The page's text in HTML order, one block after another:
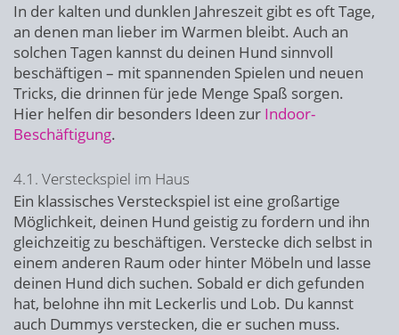
In der kalten und dunklen Jahreszeit gibt es oft Tage,
an denen man lieber im Warmen bleibt. Auch an
solchen Tagen kannst du deinen Hund sinnvoll
beschäftigen – mit spannenden Spielen und neuen
Tricks, die drinnen für jede Menge Spaß sorgen.
Hier helfen dir besonders Ideen zur Indoor-
Beschäftigung.
4.1. Versteckspiel im Haus
Ein klassisches Versteckspiel ist eine großartige
Möglichkeit, deinen Hund geistig zu fordern und ihn
gleichzeitig zu beschäftigen. Verstecke dich selbst in
einem anderen Raum oder hinter Möbeln und lasse
deinen Hund dich suchen. Sobald er dich gefunden
hat, belohne ihn mit Leckerlis und Lob. Du kannst
auch Dummys verstecken, die er suchen muss.